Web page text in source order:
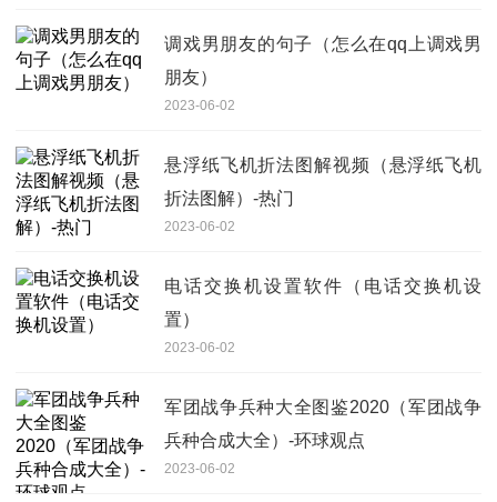
调戏男朋友的句子（怎么在qq上调戏男
朋友）
2023-06-02
悬浮纸飞机折法图解视频（悬浮纸飞机
折法图解）-热门
2023-06-02
电话交换机设置软件（电话交换机设
置）
2023-06-02
军团战争兵种大全图鉴2020（军团战争
兵种合成大全）-环球观点
2023-06-02